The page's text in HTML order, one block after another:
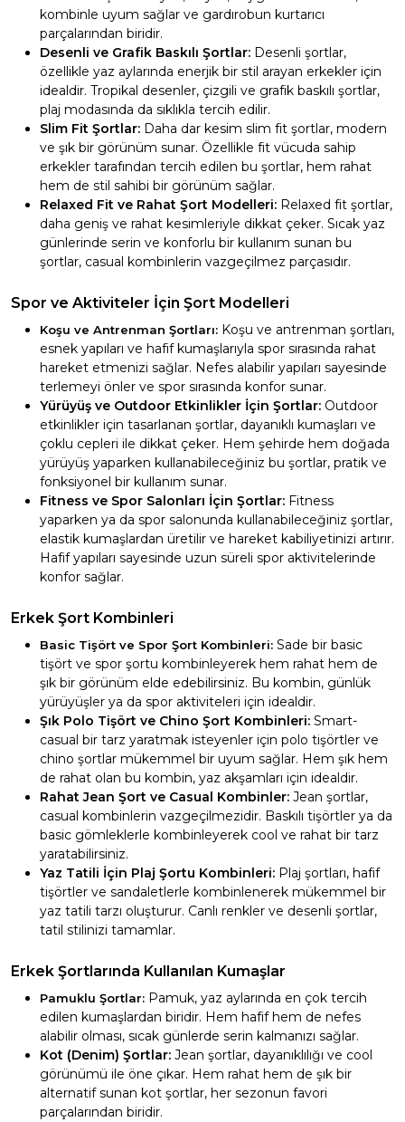
kombinle uyum sağlar ve gardırobun kurtarıcı
parçalarından biridir.
Desenli ve Grafik Baskılı Şortlar: Desenli şortlar,
özellikle yaz aylarında enerjik bir stil arayan erkekler için
idealdir. Tropikal desenler, çizgili ve grafik baskılı şortlar,
plaj modasında da sıklıkla tercih edilir.
Slim Fit Şortlar: Daha dar kesim slim fit şortlar, modern
ve şık bir görünüm sunar. Özellikle fit vücuda sahip
erkekler tarafından tercih edilen bu şortlar, hem rahat
hem de stil sahibi bir görünüm sağlar.
Relaxed Fit ve Rahat Şort Modelleri: Relaxed fit şortlar,
daha geniş ve rahat kesimleriyle dikkat çeker. Sıcak yaz
günlerinde serin ve konforlu bir kullanım sunan bu
şortlar, casual kombinlerin vazgeçilmez parçasıdır.
Spor ve Aktiviteler İçin Şort Modelleri
Koşu ve Antrenman Şortları: Koşu ve antrenman şortları,
esnek yapıları ve hafif kumaşlarıyla spor sırasında rahat
hareket etmenizi sağlar. Nefes alabilir yapıları sayesinde
terlemeyi önler ve spor sırasında konfor sunar.
Yürüyüş ve Outdoor Etkinlikler İçin Şortlar: Outdoor
etkinlikler için tasarlanan şortlar, dayanıklı kumaşları ve
çoklu cepleri ile dikkat çeker. Hem şehirde hem doğada
yürüyüş yaparken kullanabileceğiniz bu şortlar, pratik ve
fonksiyonel bir kullanım sunar.
Fitness ve Spor Salonları İçin Şortlar: Fitness
yaparken ya da spor salonunda kullanabileceğiniz şortlar,
elastik kumaşlardan üretilir ve hareket kabiliyetinizi artırır.
Hafif yapıları sayesinde uzun süreli spor aktivitelerinde
konfor sağlar.
Erkek Şort Kombinleri
Basic Tişört ve Spor Şort Kombinleri: Sade bir basic
tişört ve spor şortu kombinleyerek hem rahat hem de
şık bir görünüm elde edebilirsiniz. Bu kombin, günlük
yürüyüşler ya da spor aktiviteleri için idealdir.
Şık Polo Tişört ve Chino Şort Kombinleri: Smart-
casual bir tarz yaratmak isteyenler için polo tişörtler ve
chino şortlar mükemmel bir uyum sağlar. Hem şık hem
de rahat olan bu kombin, yaz akşamları için idealdir.
Rahat Jean Şort ve Casual Kombinler: Jean şortlar,
casual kombinlerin vazgeçilmezidir. Baskılı tişörtler ya da
basic gömleklerle kombinleyerek cool ve rahat bir tarz
yaratabilirsiniz.
Yaz Tatili İçin Plaj Şortu Kombinleri: Plaj şortları, hafif
tişörtler ve sandaletlerle kombinlenerek mükemmel bir
yaz tatili tarzı oluşturur. Canlı renkler ve desenli şortlar,
tatil stilinizi tamamlar.
Erkek Şortlarında Kullanılan Kumaşlar
Pamuklu Şortlar: Pamuk, yaz aylarında en çok tercih
edilen kumaşlardan biridir. Hem hafif hem de nefes
alabilir olması, sıcak günlerde serin kalmanızı sağlar.
Kot (Denim) Şortlar: Jean şortlar, dayanıklılığı ve cool
görünümü ile öne çıkar. Hem rahat hem de şık bir
alternatif sunan kot şortlar, her sezonun favori
parçalarından biridir.